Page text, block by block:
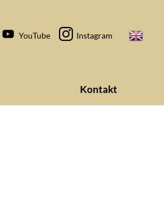
YouTube Instagram
Kontakt